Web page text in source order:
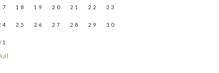
18 19 20 21 22 23
25 26 27 28 29 30